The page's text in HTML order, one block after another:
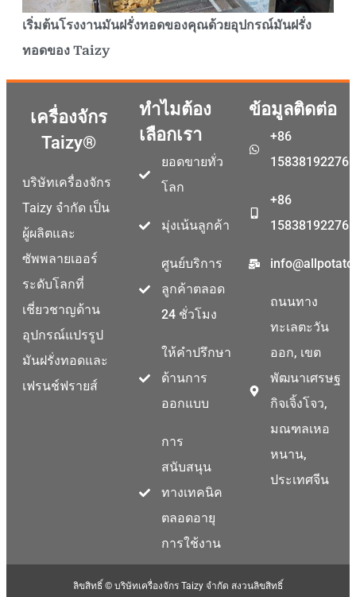
เริ่มต้นโรงงานมันฝรั่งทอดของคุณด้วยอุปกรณ์มันฝรั่ง
ทอดของ Taizy
เครื่องจักร
Taizy®
บริษัทเครื่องจักร
Taizy จำกัด เป็น
ผู้ผลิตและ
ซัพพลายเออร์
ระดับโลกที่
เชี่ยวชาญด้าน
อุปกรณ์แปรรูป
มันฝรั่งทอดและ
เฟรนช์ฟรายส์
ทำไมต้อง
เลือกเรา
ยอดขายทั่ว
โลก
มุ่งเน้นลูกค้า
ศูนย์บริการ
ลูกค้าตลอด
24 ชั่วโมง
ให้คำปรึกษา
ด้านการ
ออกแบบ
การ
สนับสนุน
ทางเทคนิค
ตลอดอายุ
การใช้งาน
ข้อมูลติดต่อ
+86
15838192276
+86
15838192276
ถนนทาง
ทะเลตะวัน
ออก, เขต
พัฒนาเศรษฐ
กิจเจิ้งโจว,
มณฑลเหอ
หนาน,
ประเทศจีน
ลิขสิทธิ์ © บริษัทเครื่องจักร Taizy จำกัด สงวนลิขสิทธิ์